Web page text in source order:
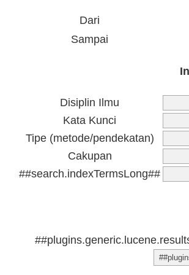
Dari
Sampai
Disiplin Ilmu
Kata Kunci
Tipe (metode/pendekatan)
Cakupan
##search.indexTermsLong##